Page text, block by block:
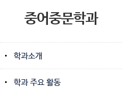
중어중문학과
학과소개
학과 주요 활동